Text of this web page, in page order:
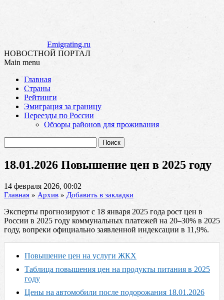
Emigrating.ru
НОВОСТНОЙ ПОРТАЛ
Main menu
content
Главная
Страны
Рейтинги
Эмиграция за границу
Переезды по России
Обзоры районов для проживания
18.01.2026 Повышение цен в 2025 году
14 февраля 2026, 00:02
Главная » Архив » Добавить в закладки
Эксперты прогнозируют с 18 января 2025 года рост цен в
России в 2025 году коммунальных платежей на 20–30% в 2025
году, вопреки официально заявленной индексации в 11,9%.
Повышение цен на услуги ЖКХ
Таблица повышения цен на продукты питания в 2025
году
Цены на автомобили после подорожания 18.01.2026